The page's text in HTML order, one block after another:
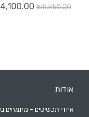
₪5,550.00
4,100.00
אודות
איזדי תכשיטים – מתמחים